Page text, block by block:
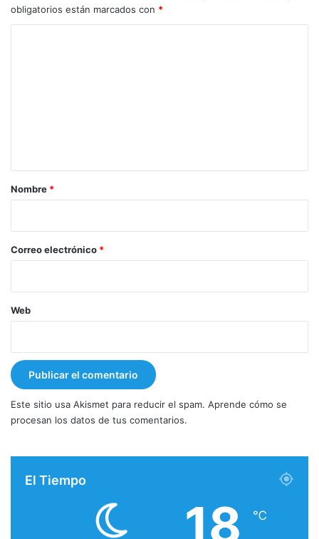
obligatorios están marcados con *
r
*
Nombre *
Correo electrónico *
Web
Este sitio usa Akismet para reducir el spam. Aprende cómo se
procesan los datos de tus comentarios.
El Tiempo
18 ℃